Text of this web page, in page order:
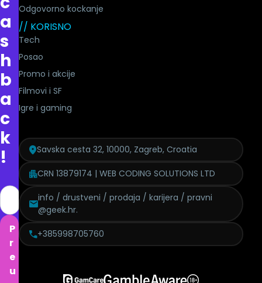
a
s
h
b
a
c
k
!
P
r
e
u
Odgovorno kockanje
// KORISNO
Tech
Posao
Promo i akcije
Filmovi i SF
Igre i gaming
Savska cesta 32, 10000, Zagreb, Croatia
CRN 13879174 | WEB CODING SOLUTIONS LTD
info / drustveni / prodaja / karijera / pravni
@geek.hr.
+385998705760